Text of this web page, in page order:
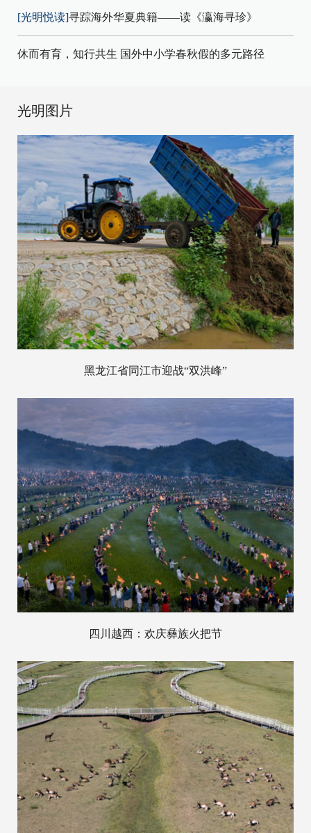
[光明悦读]寻踪海外华夏典籍——读《瀛海寻珍》
休而有育，知行共生 国外中小学春秋假的多元路径
光明图片
黑龙江省同江市迎战“双洪峰”
四川越西：欢庆彝族火把节